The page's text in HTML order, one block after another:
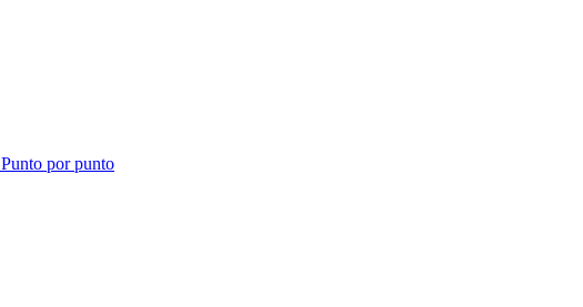
Punto por punto